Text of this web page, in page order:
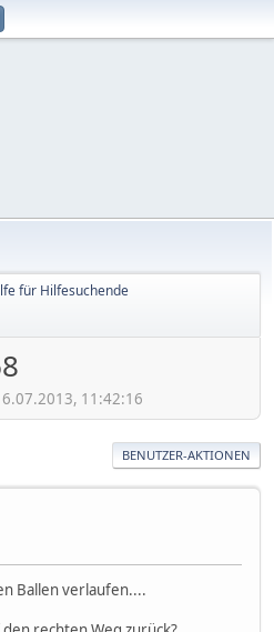
für Hilfesuchende
11:42:16
BENUTZER-AKTIONEN
Ballen verlaufen....